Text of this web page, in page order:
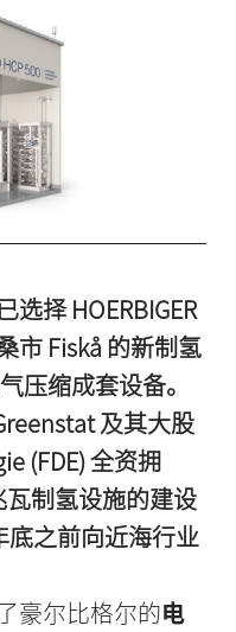
选择 HOERBIGER
市 Fiskå 的新制氢
压缩成套设备。
及其大股
(FDE) 全资拥
制氢设施的建设
底之前向近海行业
豪尔比格尔的电